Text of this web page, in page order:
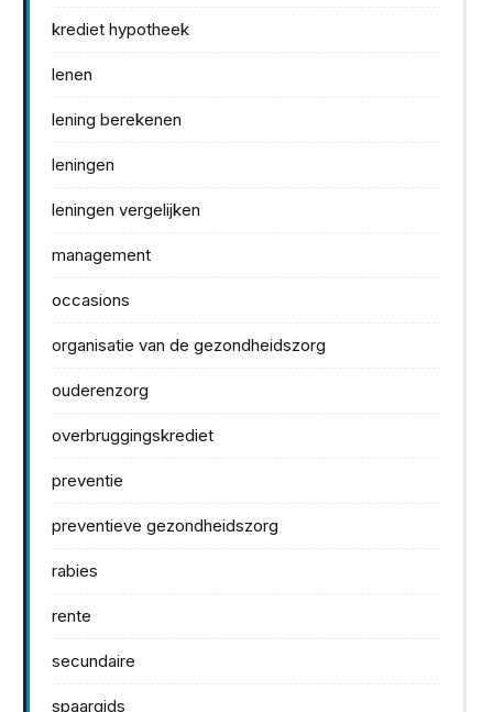
krediet hypotheek
lenen
lening berekenen
leningen
leningen vergelijken
management
occasions
organisatie van de gezondheidszorg
ouderenzorg
overbruggingskrediet
preventie
preventieve gezondheidszorg
rabies
rente
secundaire
spaargids